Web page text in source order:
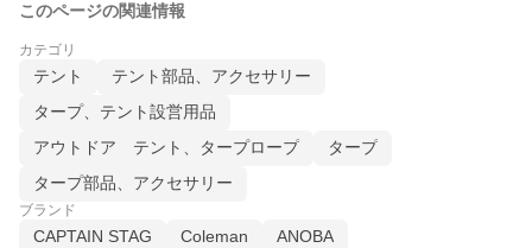
このページの関連情報
カテゴリ
テント
テント部品、アクセサリー
タープ、テント設営用品
アウトドア テント、タープロープ
タープ
タープ部品、アクセサリー
ブランド
CAPTAIN STAG Coleman
ANOBA